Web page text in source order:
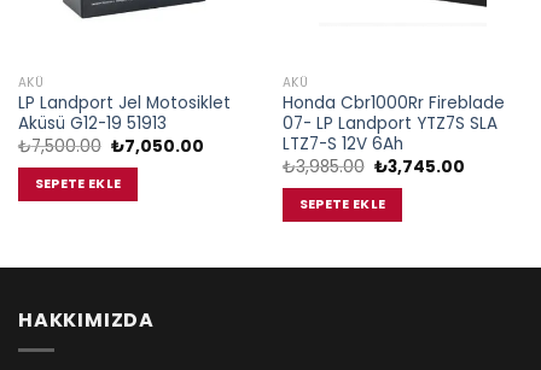
AKÜ
LP Landport Jel Motosiklet
Aküsü G12-19 51913
₺7,500.00 Orijinal
fiyat:
₺7,500.00.
₺7,050.00Şu
₺7,050.00.
SEPETE EKLE
AKÜ
Honda Cbr1000Rr Fireblade
07- LP Landport YTZ7S SLA
LTZ7-S 12V 6Ah
₺3,985.00 Orijinal
fiyat:
₺3,985.00.
₺3,745.00Şu
SEPETE EKLE
HAKKIMIZDA